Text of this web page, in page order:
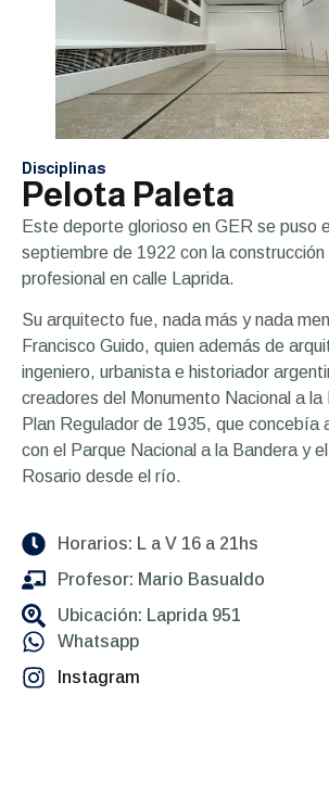
Disciplinas
Pelota Paleta
Este deporte glorioso en GER se puso
septiembre de 1922 con la construcción
profesional en calle Laprida.
Su arquitecto fue, nada más y nada
Francisco Guido, quien además de
ingeniero, urbanista e historiador
creadores del Monumento Nacional a la
Plan Regulador de 1935, que concebía
con el Parque Nacional a la Bandera y
Rosario desde el río.
Horarios: L a V 16 a 21hs
Profesor: Mario Basualdo
Ubicación: Laprida 951
Whatsapp
Instagram